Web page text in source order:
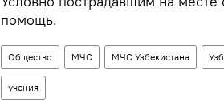
помощь.
Общество МЧС МЧС Узбекистана
учения